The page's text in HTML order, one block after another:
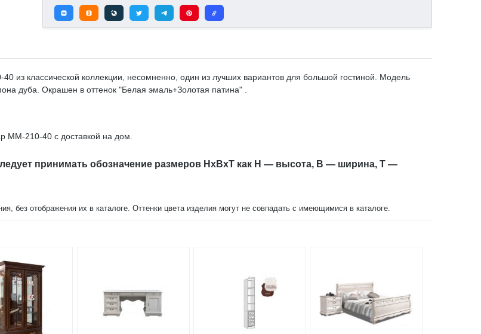
из классической коллекции, несомненно, один из лучших вариантов для большой гостиной. Модель
дуба. Окрашен в оттенок "Белая эмаль+Золотая патина" .
ММ-210-40 с доставкой на дом.
принимать обозначение размеров HxBxT как H — высота, B — ширина, T —
без отображения их в каталоге. Оттенки цвета изделия могут не совпадать с имеющимися в каталоге.